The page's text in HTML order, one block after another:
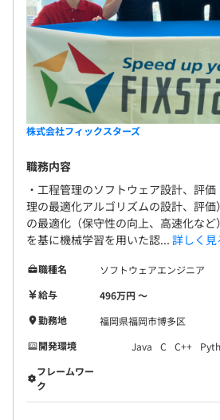
株式会社フィックスターズ
職務内容
・工程管理のソフトウェア設計、評
理の最適化アルゴリズムの設計、評
の最適化（保守性の向上、高速化な
を基に機械学習を用いた認... 詳しく見
職種名
ソフトウェアエンジニア
給与
496万円 〜
勤務地
福岡県福岡市博多区
開発環境
Java C C++
フレームワー
ク